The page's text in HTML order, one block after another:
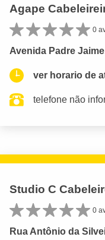
Agape
0
Avenida Padre
ver horario de
telefone não
Studio C
0
Rua Antônio da